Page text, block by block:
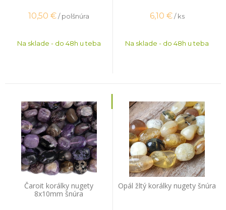
10,50 €/ polšnúra
Na sklade - do 48h u teba
6,10 € / ks
Na sklade - do 48h u teba
Čaroit korálky nugety
8x10mm šnúra
Opál žltý korálky nugety šnúra